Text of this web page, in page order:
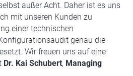
außer Acht. Daher ist es uns
mit unseren Kunden zu
einer technischen
genau die
Wir freuen uns auf eine
Dr. Kai Schubert, Managing